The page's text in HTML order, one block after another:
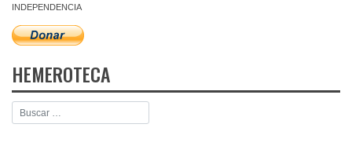
INDEPENDENCIA
HEMEROTECA